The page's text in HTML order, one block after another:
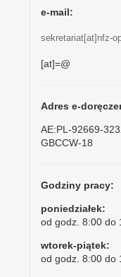
e-mail:
sekretariat[at]nfz-
[at]=@
Adres e-
AE:PL-92669-
GBCCW-18
Godziny pracy:
poniedziałek:
od godz. 8:00 do
wtorek-piątek:
od godz. 8:00 do